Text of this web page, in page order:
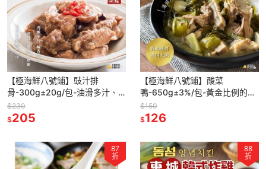
【極海鮮八號鋪】豉汁排
骨-300g±20g/包-油滑多汁、
鹹香美味。肉嫩骨細、肥瘦適中
$230
$205
【極海鮮八號鋪】酸菜
鴨-650g±3%/包-黃金比例的酸
鹹美味，鮮嫩可口令人食慾大開
$150
$126
87
折
88
折